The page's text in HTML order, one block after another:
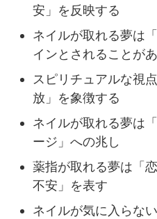
安」を反映する
ネイルが取れる夢は
インとされることが
スピリチュアルな視
放」を象徴する
ネイルが取れる夢は
ージ」への兆し
薬指が取れる夢は「
不安」を表す
ネイルが気に入らな